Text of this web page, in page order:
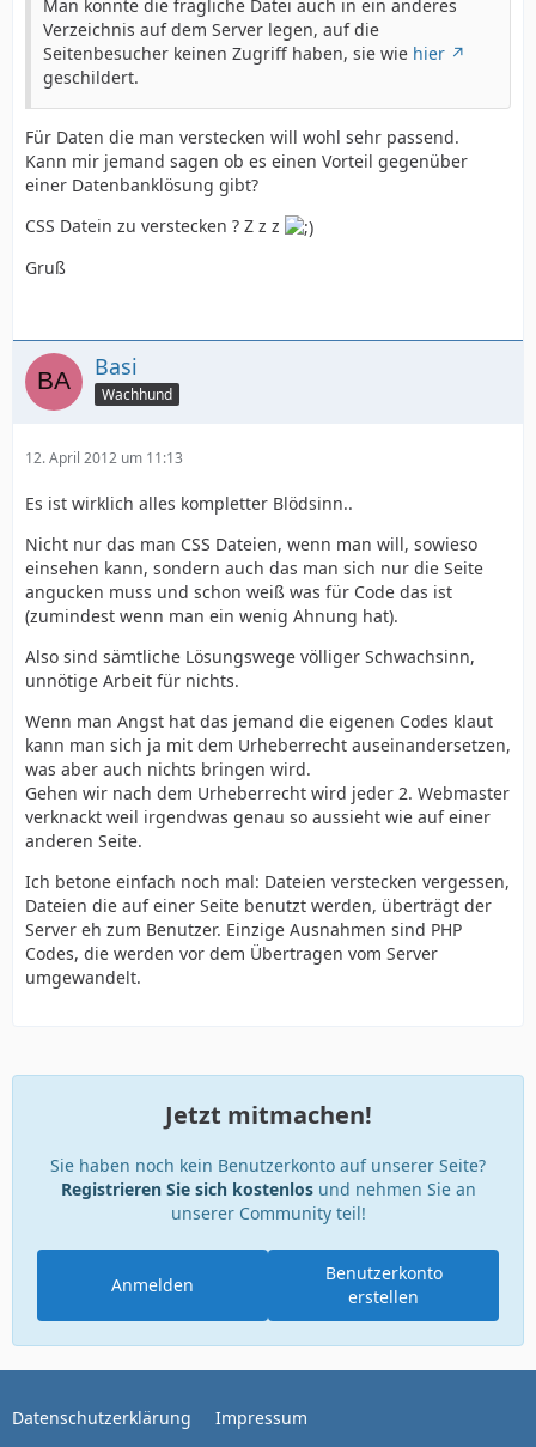
Man könnte die fragliche Datei auch in ein anderes
Verzeichnis auf dem Server legen, auf die
Seitenbesucher keinen Zugriff haben, sie wie hier
geschildert.
Für Daten die man verstecken will wohl sehr passend.
Kann mir jemand sagen ob es einen Vorteil gegenüber
einer Datenbanklösung gibt?
CSS Datein zu verstecken ? Z z z
Gruß
Basi
Wachhund
12. April 2012 um 11:13
Es ist wirklich alles kompletter Blödsinn..
Nicht nur das man CSS Dateien, wenn man will, sowieso
einsehen kann, sondern auch das man sich nur die Seite
angucken muss und schon weiß was für Code das ist
(zumindest wenn man ein wenig Ahnung hat).
Also sind sämtliche Lösungswege völliger Schwachsinn,
unnötige Arbeit für nichts.
Wenn man Angst hat das jemand die eigenen Codes klaut
kann man sich ja mit dem Urheberrecht auseinandersetzen,
was aber auch nichts bringen wird.
Gehen wir nach dem Urheberrecht wird jeder 2. Webmaster
verknackt weil irgendwas genau so aussieht wie auf einer
anderen Seite.
Ich betone einfach noch mal: Dateien verstecken vergessen,
Dateien die auf einer Seite benutzt werden, überträgt der
Server eh zum Benutzer. Einzige Ausnahmen sind PHP
Codes, die werden vor dem Übertragen vom Server
umgewandelt.
Jetzt mitmachen!
Sie haben noch kein Benutzerkonto auf unserer Seite?
Registrieren Sie sich kostenlosund nehmen Sie an
unserer Community teil!
Benutzerkonto
erstellen
Anmelden
Datenschutzerklärung Impressum